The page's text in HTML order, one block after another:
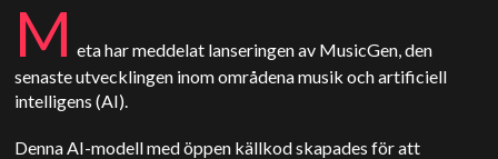
M eta har meddelat lanseringen av MusicGen, den
senaste utvecklingen inom områdena musik och artificiell
intelligens (AI).
Denna AI-modell med öppen källkod skapades för att